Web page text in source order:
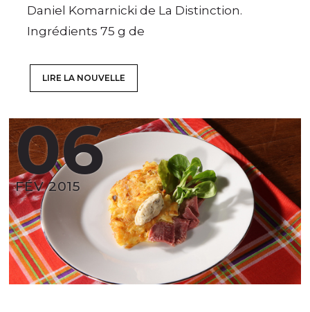
Daniel Komarnicki de La Distinction.
Ingrédients 75 g de
LIRE LA NOUVELLE
06
FÉV 2015